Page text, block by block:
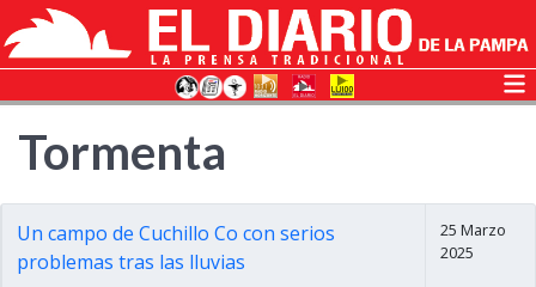
Tormenta
Un campo de Cuchillo Co con serios
problemas tras las lluvias
25 Marzo
2025